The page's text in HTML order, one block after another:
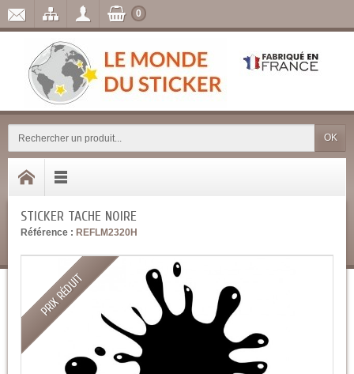
OK
0
STICKER TACHE NOIRE
Référence : REFLM2320H
PRIX RÉDUIT